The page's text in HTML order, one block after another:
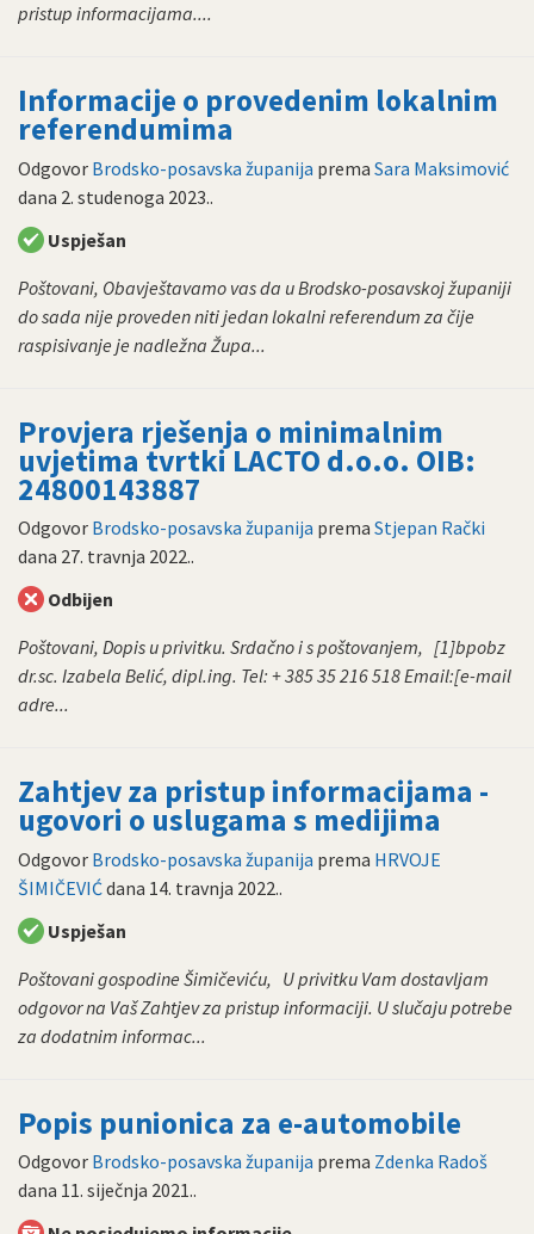
pristup informacijama....
Informacije o provedenim lokalnim
referendumima
Odgovor Brodsko-posavska županija prema Sara Maksimović
dana 2. studenoga 2023..
Uspješan
Poštovani, Obavještavamo vas da u Brodsko-posavskoj županiji
do sada nije proveden niti jedan lokalni referendum za čije
raspisivanje je nadležna Župa...
Provjera rješenja o minimalnim
uvjetima tvrtki LACTO d.o.o. OIB:
24800143887
Odgovor Brodsko-posavska županija prema Stjepan Rački
dana 27. travnja 2022..
Odbijen
Poštovani, Dopis u privitku. Srdačno i s poštovanjem, [1]bpobz
dr.sc. Izabela Belić, dipl.ing. Tel: + 385 35 216 518 Email:[e-mail
adre...
Zahtjev za pristup informacijama -
ugovori o uslugama s medijima
Odgovor Brodsko-posavska županija prema HRVOJE
ŠIMIČEVIĆdana 14. travnja 2022..
Uspješan
Poštovani gospodine Šimičeviću, U privitku Vam dostavljam
odgovor na Vaš Zahtjev za pristup informaciji. U slučaju potrebe
za dodatnim informac...
Popis punionica za e-automobile
Odgovor Brodsko-posavska županija prema Zdenka Radoš
dana 11. siječnja 2021..